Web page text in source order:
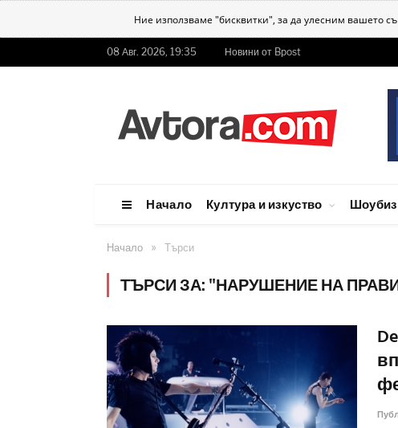
Ние използваме "бисквитки", за да улесним вашето
08 Авг. 2026, 19:35 Новини от Bpost
Начало Култура и изкуство
Начало » Търси
ТЪРСИ ЗА: "НАРУШЕНИЕ НА